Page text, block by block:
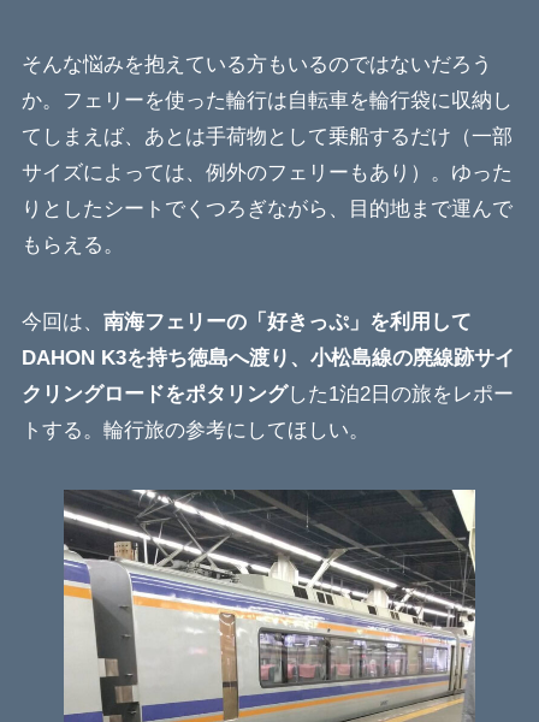
そんな悩みを抱えている方もいるのではないだろう
か。フェリーを使った輪行は自転車を輪行袋に収納し
てしまえば、あとは手荷物として乗船するだけ（一部
サイズによっては、例外のフェリーもあり）。ゆった
りとしたシートでくつろぎながら、目的地まで運んで
もらえる。
今回は、 南海フェリーの「好きっぷ」を利用して
DAHON K3を持ち徳島へ渡り、小松島線の廃線跡サイ
クリングロードをポタリングした1泊2日の旅をレポー
トする。輪行旅の参考にしてほしい。